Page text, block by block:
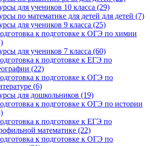
для учеников 10 класса (29)
по математике для детей для детей (7)
для учеников 9 класса (25)
к подготовке к ОГЭ по химии
для учеников 7 класса (60)
к подготовке к ЕГЭ по
(22)
к подготовке к ОГЭ по
(6)
для дошкольников (19)
к подготовке к ОГЭ по истории
к подготовке к ЕГЭ по
математике (22)
к подготовке к ОГЭ по